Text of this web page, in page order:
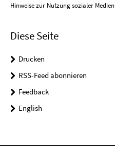
Hinweise zur Nutzung sozialer Medien
Diese Seite
Drucken
RSS-Feed abonnieren
Feedback
English